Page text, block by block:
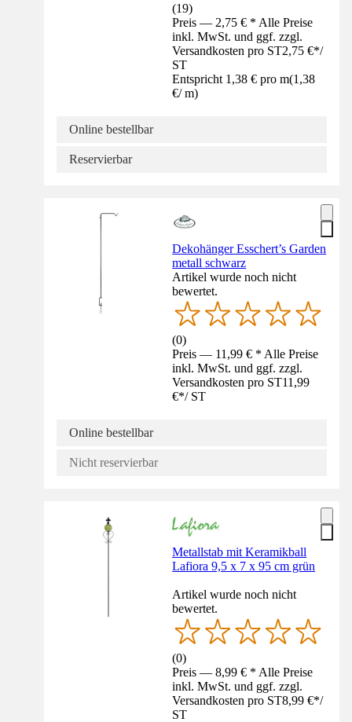
(19)
Preis — 2,75 € * Alle Preise
inkl. MwSt. und ggf. zzgl.
Versandkosten pro ST2,75 €*/
ST
Entspricht 1,38 € pro m(1,38
€/ m)
Online bestellbar
Reservierbar
Dekohänger Esschert’s Garden
metall schwarz
Artikel wurde noch nicht
bewertet.
(0)
Preis — 11,99 € * Alle Preise
inkl. MwSt. und ggf. zzgl.
Versandkosten pro ST11,99
€*/ ST
Online bestellbar
Nicht reservierbar
Metallstab mit Keramikball
Lafiora 9,5 x 7 x 95 cm grün
Artikel wurde noch nicht
bewertet.
(0)
Preis — 8,99 € * Alle Preise
inkl. MwSt. und ggf. zzgl.
Versandkosten pro ST8,99 €*/
ST